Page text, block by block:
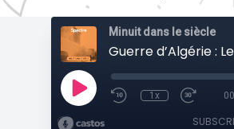
Minuit dans le siècle
1x